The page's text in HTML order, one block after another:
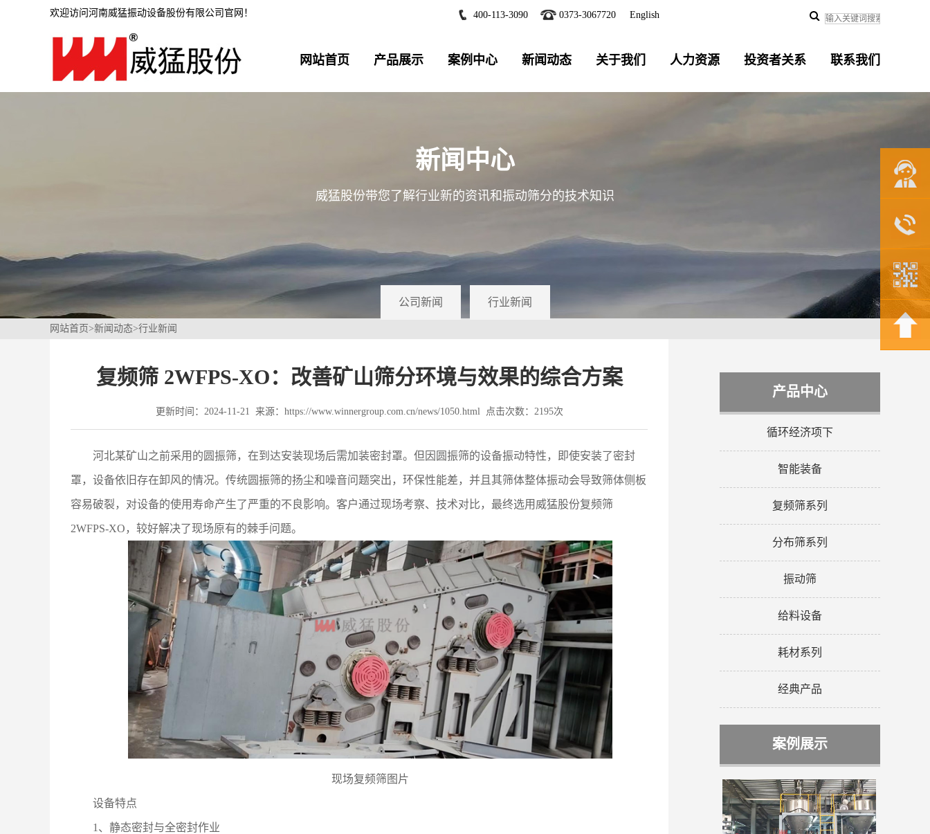
欢迎访问河南威猛振动设备股份有限公司官网！ 400-113-3090 0373-3067720 English
网站首页 产品展示 案例中心 新闻动态 关于我们 人力资源 投资者关系 联系我们
新闻中心
威猛股份带您了解行业新的资讯和振动筛分的技术知识
公司新闻 行业新闻
网站首页>新闻动态>行业新闻
复频筛 2WFPS-XO：改善矿山筛分环境与效果的综合方案
更新时间：2024-11-21 来源：https://www.winnergroup.com.cn/news/1050.html 点击次数：2195次
河北某矿山之前采用的圆振筛，在到达安装现场后需加装密封罩。但因圆振筛的设备振动特性，即使安装了密封
罩，设备依旧存在卸风的情况。传统圆振筛的扬尘和噪音问题突出，环保性能差，并且其筛体整体振动会导致筛体侧板
容易破裂，对设备的使用寿命产生了严重的不良影响。客户通过现场考察、技术对比，最终选用威猛股份复频筛
2WFPS-XO，较好解决了现场原有的棘手问题。
现场复频筛图片
设备特点
1、静态密封与全密封作业
产品中心
循环经济项下
智能装备
复频筛系列
分布筛系列
振动筛
给料设备
耗材系列
经典产品
案例展示
联系我们